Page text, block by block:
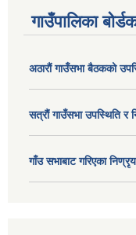
गाउँपालिका
अठाराैं गाउँसभा बैठकको
सत्राैं गाउँसभा उपस्थिति र
गाँउ सभाबाट गरिएका निण्रृय